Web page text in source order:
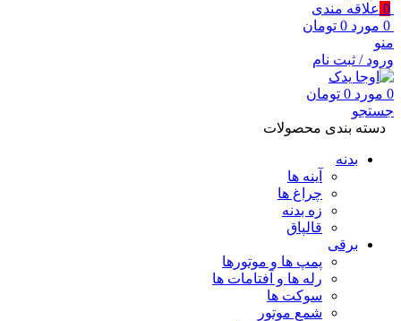
0 علاقه مندی
0 مورد 0 تومان
منو
ورود / ثبت نام
0 مورد 0 تومان
جستجو
دسته بندی محصولات
بدنه
آینه ها
چراغ ها
زه بدنه
قالپاق
برقی
پمپ ها و موتورها
رله ها و آفتامات ها
سوکت ها
شمع موتور